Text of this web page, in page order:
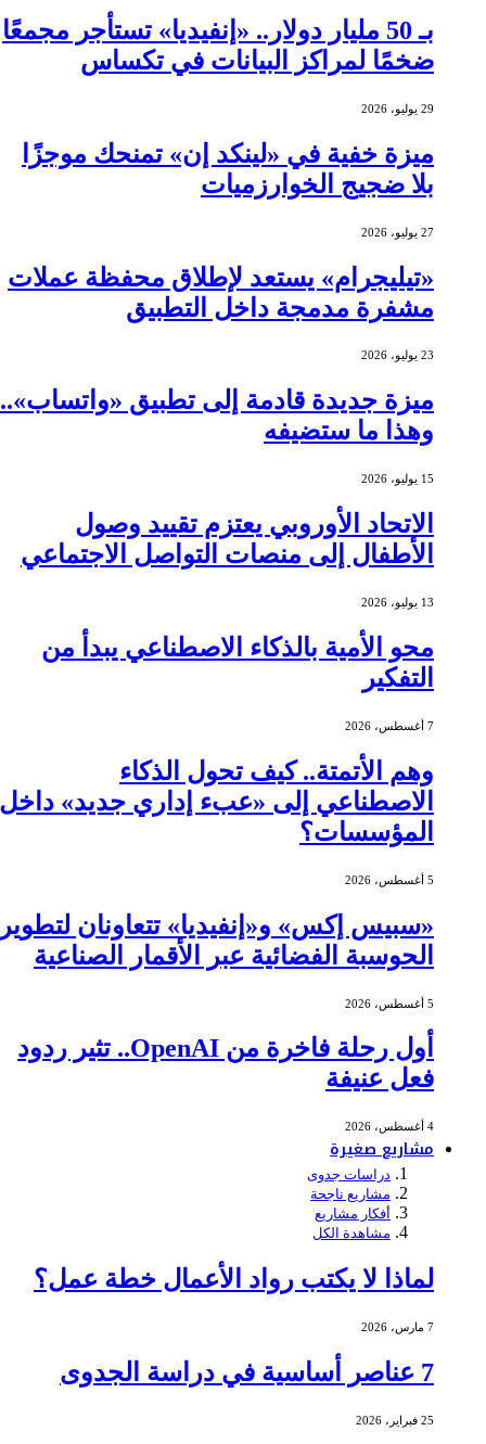
بـ 50 مليار دولار.. «إنفيديا» تستأجر مجمعًا
ضخمًا لمراكز البيانات في تكساس
29 يوليو، 2026
ميزة خفية في «لينكد إن» تمنحك موجزًا
بلا ضجيج الخوارزميات
27 يوليو، 2026
«تيليجرام» يستعد لإطلاق محفظة عملات
مشفرة مدمجة داخل التطبيق
23 يوليو، 2026
ميزة جديدة قادمة إلى تطبيق «واتساب»..
وهذا ما ستضيفه
15 يوليو، 2026
الاتحاد الأوروبي يعتزم تقييد وصول
الأطفال إلى منصات التواصل الاجتماعي
13 يوليو، 2026
محو الأمية بالذكاء الاصطناعي يبدأ من
التفكير
7 أغسطس، 2026
وهم الأتمتة.. كيف تحول الذكاء
الاصطناعي إلى «عبء إداري جديد» داخل
المؤسسات؟
5 أغسطس، 2026
«سبيس إكس» و«إنفيديا» تتعاونان لتطوير
الحوسبة الفضائية عبر الأقمار الصناعية
5 أغسطس، 2026
أول رحلة فاخرة من OpenAI.. تثير ردود
فعل عنيفة
4 أغسطس، 2026
مشاريع صغيرة
دراسات جدوى
مشاريع ناجحة
أفكار مشاريع
مشاهدة الكل
لماذا لا يكتب رواد الأعمال خطة عمل؟
7 مارس، 2026
7 عناصر أساسية في دراسة الجدوى
25 فبراير، 2026